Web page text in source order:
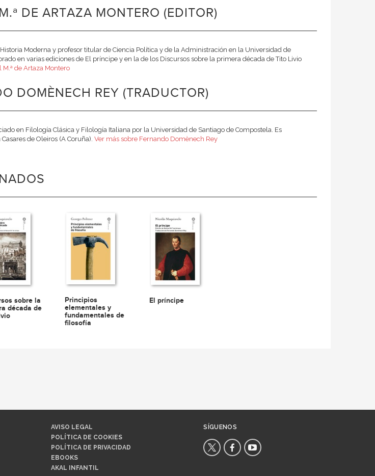
DE ARTAZA MONTERO (EDITOR)
Moderna y profesor titular de Ciencia Política y de la Administración en la Universidad de
en varias ediciones de El príncipe y en la de los Discursos sobre la primera década de Tito Livio
de Artaza Montero
DOMÈNECH REY (TRADUCTOR)
en Filología Clásica y Filología Italiana por la Universidad de Santiago de Compostela. Es
de Oleiros (A Coruña). Ver más sobre Fernando Domènech Rey
sobre la
década de
Principios
elementales y
fundamentales de
filosofía
El príncipe
AVISO LEGAL
POLÍTICA DE COOKIES
POLÍTICA DE PRIVACIDAD
EBOOKS
AKAL INFANTIL
SÍGUENOS